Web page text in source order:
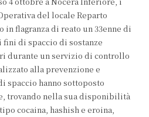
del locale Reparto
flagranza di reato un 33enne di
di spaccio di sostanze
durante un servizio di controllo
alla prevenzione e
spaccio hanno sottoposto
trovando nella sua disponibilità
cocaina, hashish e eroina,